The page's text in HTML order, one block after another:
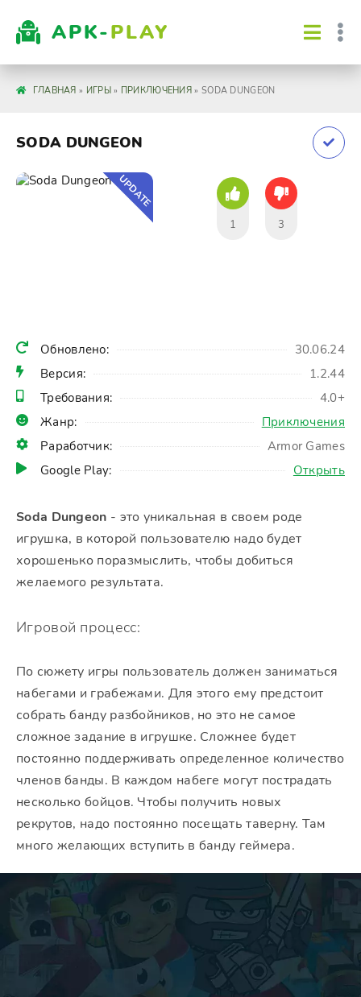
APK-PLAY
ГЛАВНАЯ » ИГРЫ» ПРИКЛЮЧЕНИЯ » SODA DUNGEON
SODA DUNGEON
Обновлено:
30.06.24
Версия:
1.2.44
Требования:
4.0+
Жанр:
Приключения
Раработчик:
Armor Games
Google Play:
Открыть
UPDATE
1 3
Soda Dungeon - это уникальная в своем роде
игрушка, в которой пользователю надо будет
хорошенько поразмыслить, чтобы добиться
желаемого результата.
Игровой процесс:
По сюжету игры пользователь должен заниматься
набегами и грабежами. Для этого ему предстоит
собрать банду разбойников, но это не самое
сложное задание в игрушке. Сложнее будет
постоянно поддерживать определенное количество
членов банды. В каждом набеге могут пострадать
несколько бойцов. Чтобы получить новых
рекрутов, надо постоянно посещать таверну. Там
много желающих вступить в банду геймера.